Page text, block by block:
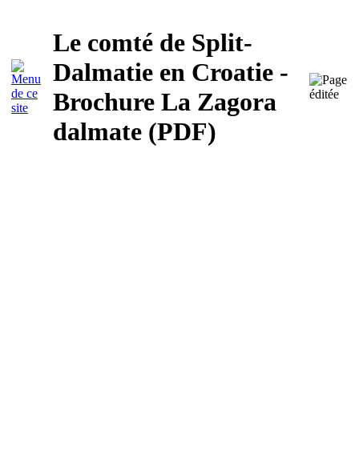
Le comté de Split-
Dalmatie en Croatie -
Brochure La Zagora
dalmate (PDF)